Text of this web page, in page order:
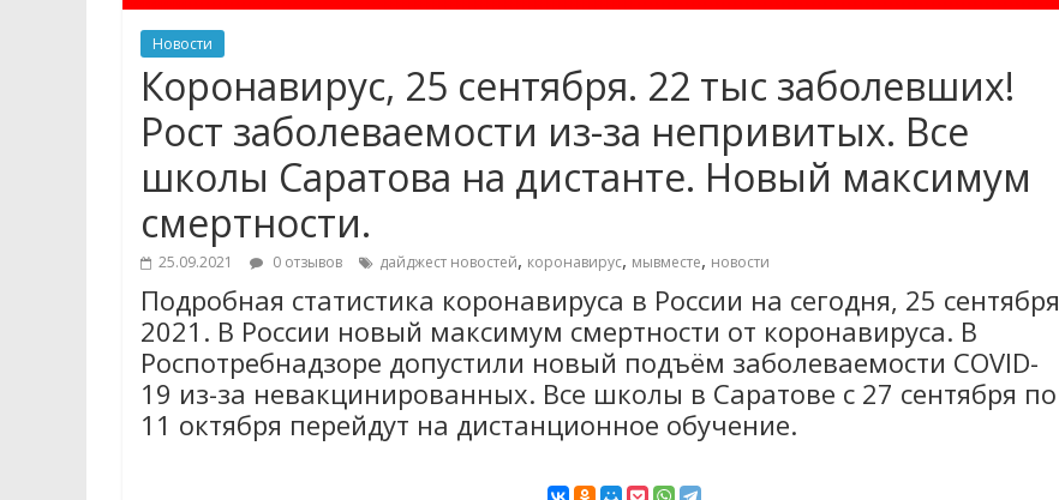
Новости
Коронавирус, 25 сентября. 22 тыс заболевших!
Рост заболеваемости из-за непривитых. Все
школы Саратова на дистанте. Новый максимум
смертности.
25.09.2021 0 отзывов дайджест новостей, коронавирус, мывместе, новости
Подробная статистика коронавируса в России на сегодня, 25 сентября
2021. В России новый максимум смертности от коронавируса. В
Роспотребнадзоре допустили новый подъём заболеваемости COVID-
19 из-за невакцинированных. Все школы в Саратове с 27 сентября по
11 октября перейдут на дистанционное обучение.